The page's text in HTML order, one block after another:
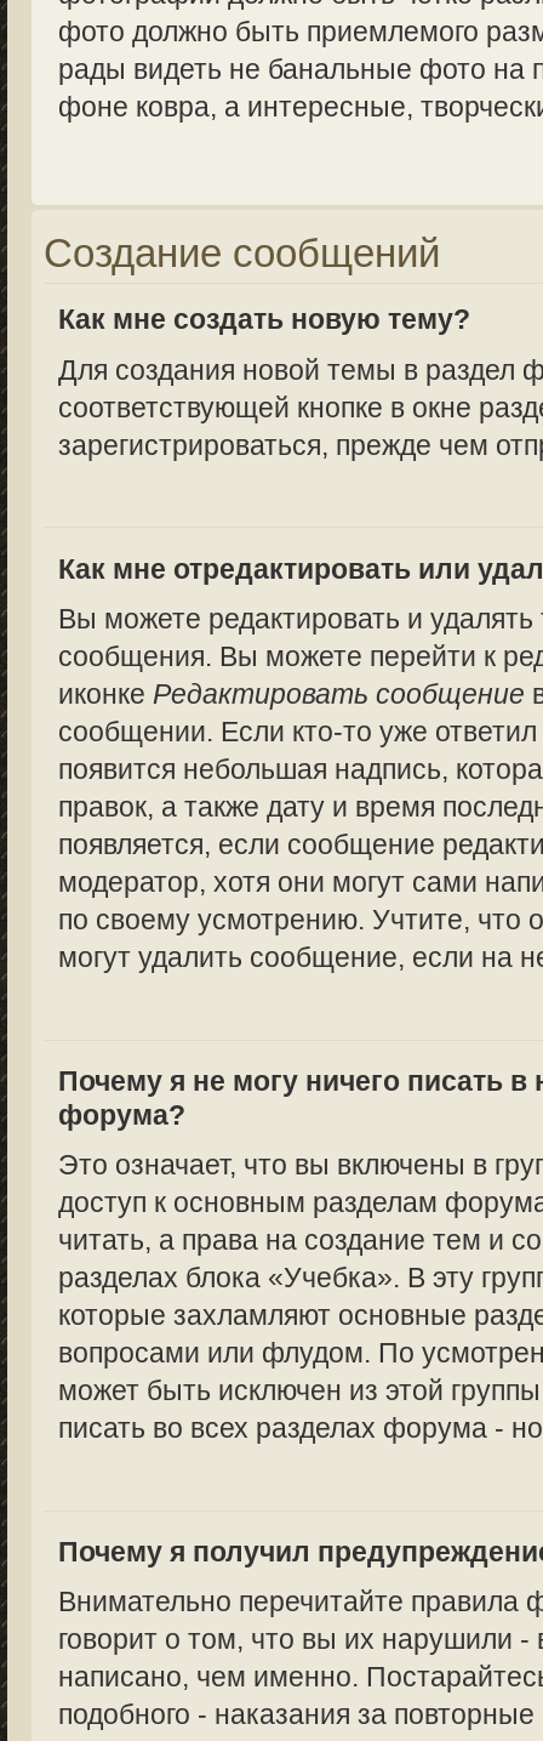
фото должно быть приемлемого
рады видеть не банальные фото на
фоне ковра, а интересные,
Создание сообщений
Как мне создать новую тему?
Для создания новой темы в раздел
соответствующей кнопке в окне
зарегистрироваться, прежде чем
Как мне отредактировать или
Вы можете редактировать и
сообщения. Вы можете перейти к
иконке Редактировать сообщение
сообщении. Если кто-то уже
появится небольшая надпись,
правок, а также дату и время
появляется, если сообщение
модератор, хотя они могут сами
по своему усмотрению. Учтите, что
могут удалить сообщение, если на
Почему я не могу ничего писать в
форума?
Это означает, что вы включены в
доступ к основным разделам
читать, а права на создание тем и
разделах блока «Учебка». В эту
которые захламляют основные
вопросами или флудом. По
может быть исключен из этой
писать во всех разделах форума -
Почему я получил
Внимательно перечитайте
говорит о том, что вы их нарушили -
написано, чем именно.
подобного - наказания за